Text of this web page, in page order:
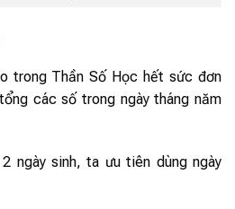
trong Thần Số Học hết sức đơn
các số trong ngày tháng năm
ngày sinh, ta ưu tiên dùng ngày